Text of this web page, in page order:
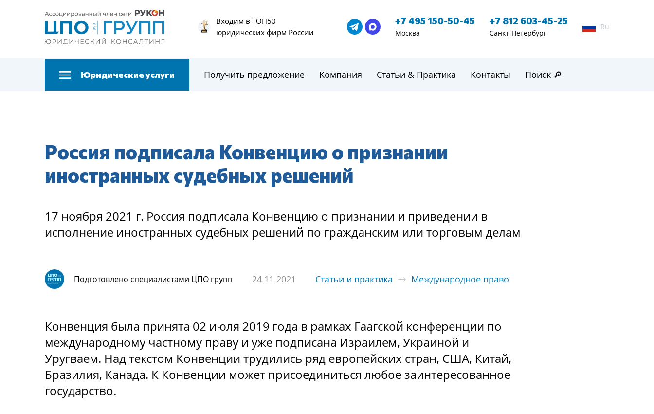
Входим в ТОП50
юридических фирм России
+7 495 150-50-45
Москва
+7 812 603-45-25
Санкт-Петербург
Ru
Юридические услуги Получить предложение Компания Статьи & Практика Контакты Поиск 🔎
Россия подписала Конвенцию о признании
иностранных судебных решений
17 ноября 2021 г. Россия подписала Конвенцию о признании и приведении в
исполнение иностранных судебных решений по гражданским или торговым делам
Подготовлено специалистами ЦПО групп 24.11.2021 Статьи и практика Международное право
Конвенция была принята 02 июля 2019 года в рамках Гаагской конференции по
международному частному праву и уже подписана Израилем, Украиной и
Уругваем. Над текстом Конвенции трудились ряд европейских стран, США, Китай,
Бразилия, Канада. К Конвенции может присоединиться любое заинтересованное
государство.